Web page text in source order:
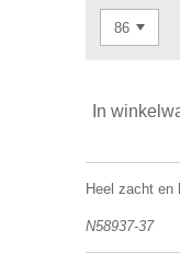
In
Heel zacht en
N58937-37